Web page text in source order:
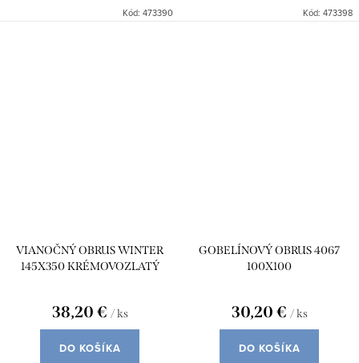
Kód: 473390 Kód: 473398
VIANOČNÝ OBRUS WINTER
145X350 KRÉMOVOZLATÝ
38,20 € / ks
DO KOŠÍKA
GOBELÍNOVÝ OBRUS 4067
100X100
30,20 € / ks
DO KOŠÍKA